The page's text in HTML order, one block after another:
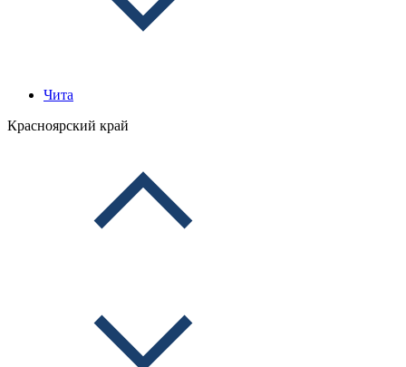
Чита
Красноярский край